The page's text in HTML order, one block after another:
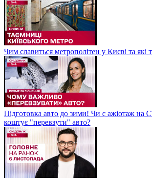
Чим славиться метрополітен у Києві та які
Підготовка авто до зими! Чи є ажіотаж на
коштує "перевзути" авто?